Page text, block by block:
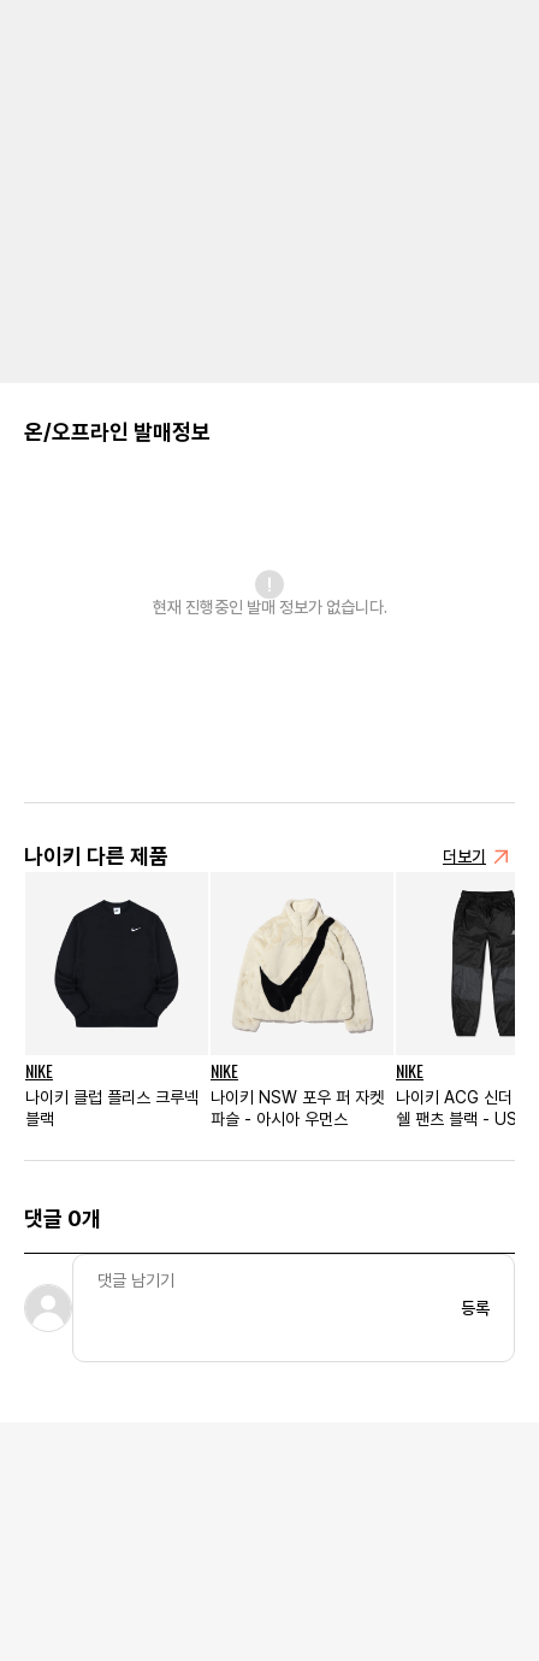
온/오프라인 발매정보
현재 진행중인 발매 정보가 없습니다.
나이키 다른 제품 더보기
NIKE
나이키 클럽 플리스 크루넥
블랙
NIKE
나이키 NSW 포우 퍼 자켓
파슬 - 아시아 우먼스
NIKE
나이키 ACG 신더 콘
쉘 팬츠 블랙 - US/
댓글 0개
등록